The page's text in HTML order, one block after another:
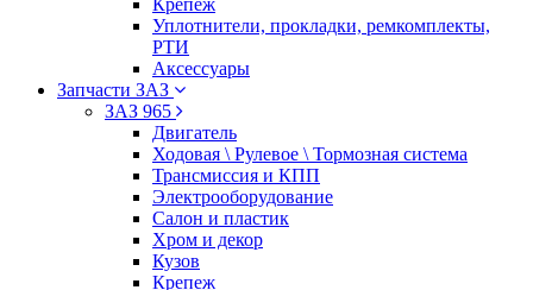
Крепеж
Уплотнители, прокладки, ремкомплекты,
РТИ
Аксессуары
Запчасти ЗАЗ
ЗАЗ 965
Двигатель
Ходовая \ Рулевое \ Тормозная система
Трансмиссия и КПП
Электрооборудование
Салон и пластик
Хром и декор
Кузов
Крепеж